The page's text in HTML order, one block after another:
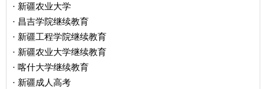
· 新疆农业大学
· 昌吉学院继续教育
· 新疆工程学院继续教育
· 新疆农业大学继续教育
· 喀什大学继续教育
· 新疆成人高考